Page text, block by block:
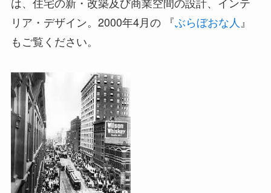
リア・デザイン。2000年4月の 『ぶらぼおな人 』
もご覧ください。